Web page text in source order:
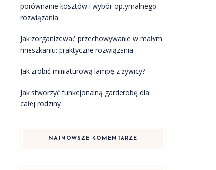
porównanie kosztów i wybór optymalnego
rozwiązania
Jak zorganizować przechowywanie w małym
mieszkaniu: praktyczne rozwiązania
Jak zrobić miniaturową lampę z żywicy?
Jak stworzyć funkcjonalną garderobę dla
całej rodziny
NAJNOWSZE KOMENTARZE